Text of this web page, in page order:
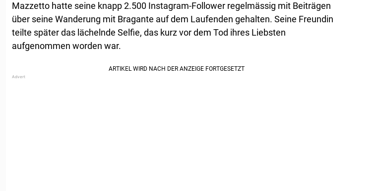
Mazzetto hatte seine knapp 2.500 Instagram-Follower regelmässig mit Beiträgen
über seine Wanderung mit Bragante auf dem Laufenden gehalten. Seine Freundin
teilte später das lächelnde Selfie, das kurz vor dem Tod ihres Liebsten
aufgenommen worden war.